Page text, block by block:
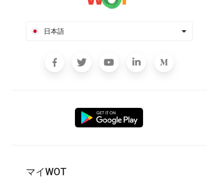
日本語
マイWOT